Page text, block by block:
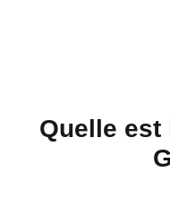
Quelle est